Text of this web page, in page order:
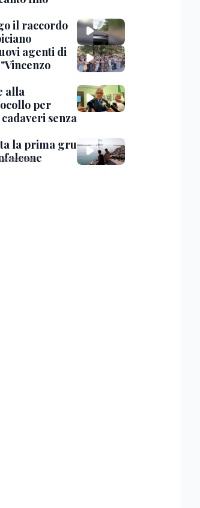
il raccordo
agenti di
alla
per
senza
la prima gru